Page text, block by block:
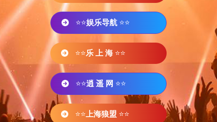
⭐⭐娱乐导航 ⭐⭐
⭐⭐乐 上 海 ⭐⭐
⭐⭐逍 遥 网 ⭐⭐
⭐⭐ 上海狼盟 ⭐⭐